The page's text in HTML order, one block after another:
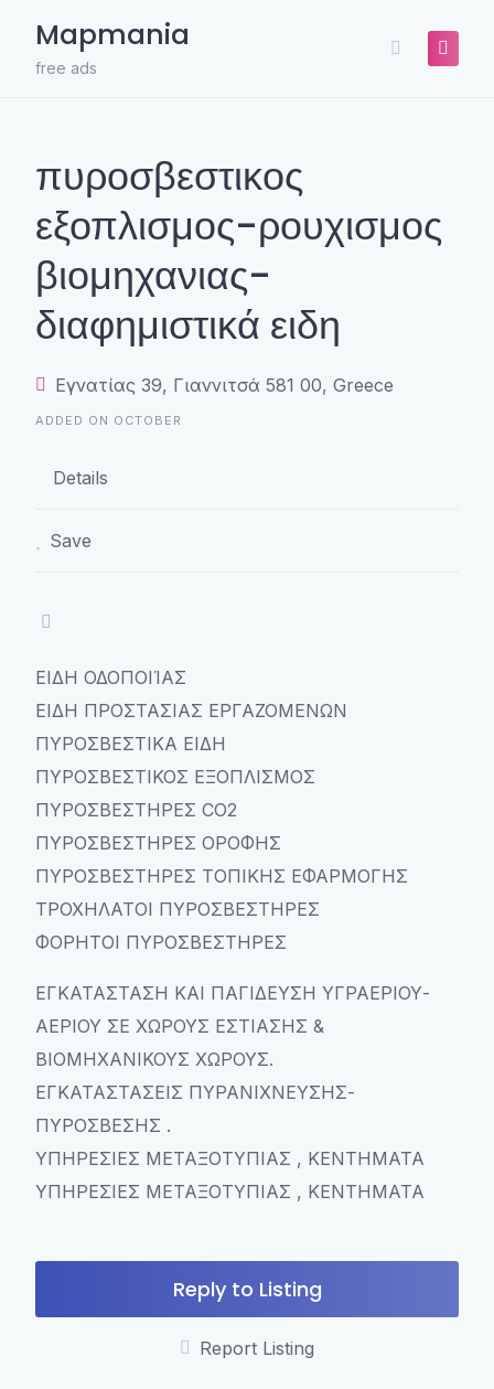
content
Mapmania
free ads
πυροσβεστικος
εξοπλισμος-ρουχισμος
βιομηχανιας-
διαφημιστικά ειδη
Εγνατίας 39, Γιαννιτσά 581 00, Greece
ADDED ON OCTOBER
Details
Save
ΕΙΔΗ ΟΔΟΠΟΙΊΑΣ
ΕΙΔΗ ΠΡΟΣΤΑΣΙΑΣ ΕΡΓΑΖΟΜΕΝΩΝ
ΠΥΡΟΣΒΕΣΤΙΚΑ ΕΙΔΗ
ΠΥΡΟΣΒΕΣΤΙΚΟΣ ΕΞΟΠΛΙΣΜΟΣ
ΠΥΡΟΣΒΕΣΤΗΡΕΣ CO2
ΠΥΡΟΣΒΕΣΤΗΡΕΣ ΟΡΟΦΗΣ
ΠΥΡΟΣΒΕΣΤΗΡΕΣ ΤΟΠΙΚΗΣ ΕΦΑΡΜΟΓΗΣ
ΤΡΟΧΗΛΑΤΟΙ ΠΥΡΟΣΒΕΣΤΗΡΕΣ
ΦΟΡΗΤΟΙ ΠΥΡΟΣΒΕΣΤΗΡΕΣ
ΕΓΚΑΤΑΣΤΑΣΗ ΚΑΙ ΠΑΓΙΔΕΥΣΗ ΥΓΡΑΕΡΙΟΥ-
ΑΕΡΙΟΥ ΣΕ ΧΩΡΟΥΣ ΕΣΤΙΑΣΗΣ &
ΒΙΟΜΗΧΑΝΙΚΟΥΣ ΧΩΡΟΥΣ.
ΕΓΚΑΤΑΣΤΑΣΕΙΣ ΠΥΡΑΝΙΧΝΕΥΣΗΣ-
ΠΥΡΟΣΒΕΣΗΣ .
ΥΠΗΡΕΣΙΕΣ ΜΕΤΑΞΟΤΥΠΙΑΣ , ΚΕΝΤΗΜΑΤΑ
ΥΠΗΡΕΣΙΕΣ ΜΕΤΑΞΟΤΥΠΙΑΣ , ΚΕΝΤΗΜΑΤΑ
Reply to Listing
Report Listing